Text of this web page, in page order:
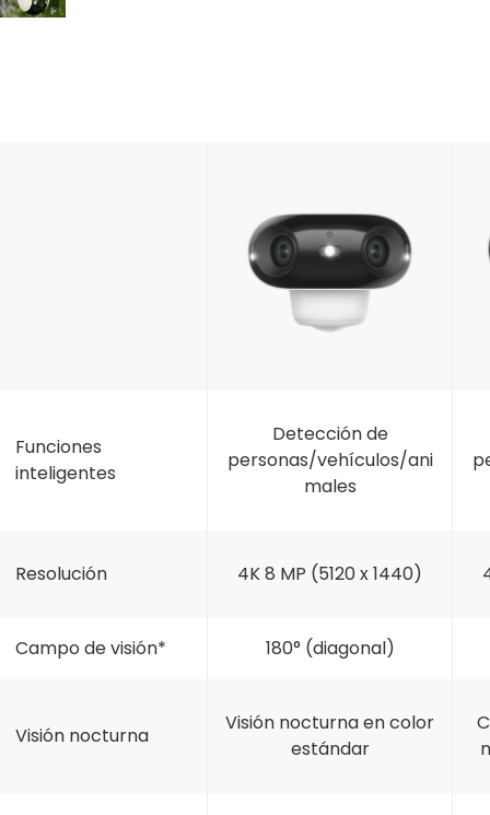
Funciones
inteligentes
Detección de
personas/vehículos/ani
males
Resolución 4K 8 MP (5120 x 1440)
Campo de visión* 180° (diagonal)
Visión nocturna
Visión nocturna en color
estándar